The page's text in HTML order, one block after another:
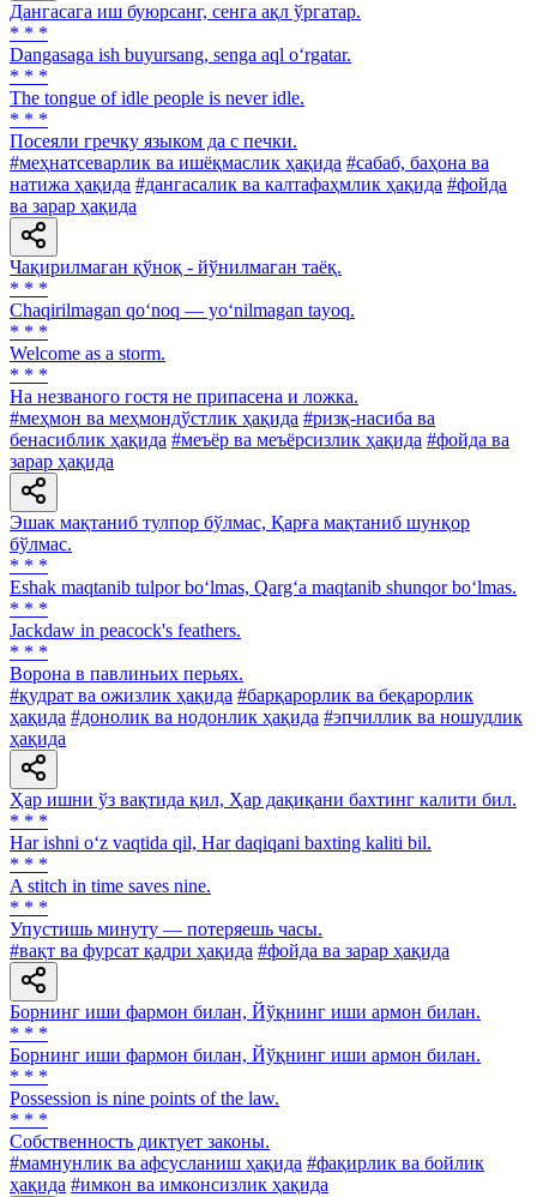
Дангасага иш буюрсанг, сенга ақл ўргатар.
* * *
Dangasaga ish buyursang, senga aql o‘rgatar.
* * *
The tongue of idle people is never idle.
* * *
Посеяли гречку языком да с печки.
#меҳнатсеварлик ва ишёқмаслик ҳақида #сабаб, баҳона ва
натижа ҳақида #дангасалик ва калтафаҳмлик ҳақида #фойда
ва зарар ҳақида
Чақирилмаган қўноқ - йўнилмаган таёқ.
* * *
Chaqirilmagan qo‘noq — yo‘nilmagan tayoq.
* * *
Welcome as a storm.
* * *
Ha незваного гостя не припасена и ложка.
#меҳмон ва меҳмондўстлик ҳақида #ризқ-насиба ва
бенасиблик ҳақида #меъёр ва меъёрсизлик ҳақида #фойда ва
зарар ҳақида
Эшак мақтаниб тулпор бўлмас, Қарға мақтаниб шунқор
бўлмас.
* * *
Eshak maqtanib tulpor bo‘lmas, Qarg‘a maqtanib shunqor bo‘lmas.
* * *
Jackdaw in peacock's feathers.
* * *
Ворона в павлиньих перьях.
#қудрат ва ожизлик ҳақида #барқарорлик ва беқарорлик
ҳақида #донолик ва нодонлик ҳақида #эпчиллик ва ношудлик
ҳақида
Ҳар ишни ўз вақтида қил, Ҳар дақиқани бахтинг калити бил.
* * *
Har ishni o‘z vaqtida qil, Har daqiqani baxting kaliti bil.
* * *
A stitch in time saves nine.
* * *
Упустишь минуту — потеряешь часы.
#вақт ва фурсат қадри ҳақида #фойда ва зарар ҳақида
Борнинг иши фармон билан, Йўқнинг иши армон билан.
* * *
Борнинг иши фармон билан, Йўқнинг иши армон билан.
* * *
Possession is nine points of the law.
* * *
Собственность диктует законы.
#мамнунлик ва афсусланиш ҳақида #фақирлик ва бойлик
ҳақида #имкон ва имконсизлик ҳақида